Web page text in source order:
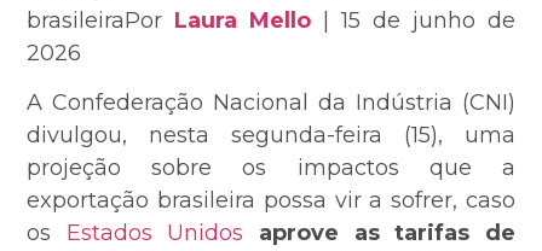
brasileiraPor Laura Mello | 15 de junho de
2026
A Confederação Nacional da Indústria (CNI)
divulgou, nesta segunda-feira (15), uma
projeção sobre os impactos que a
exportação brasileira possa vir a sofrer, caso
os Estados Unidos
aprove as tarifas de